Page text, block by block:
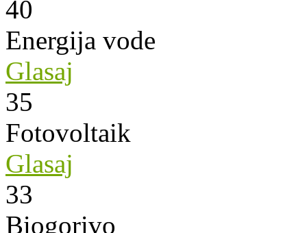
40
Energija vode
Glasaj
35
Fotovoltaik
Glasaj
33
Biogorivo